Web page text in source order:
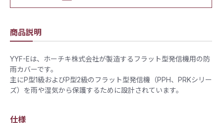
商品説明
YYF-Eは、ホーチキ株式会社が製造するフラット型発信機用の防
雨カバーです。​
主にP型1級およびP型2級のフラット型発信機（PPH、PRKシリー
ズ）を雨や湿気から保護するために設計されています。
仕様